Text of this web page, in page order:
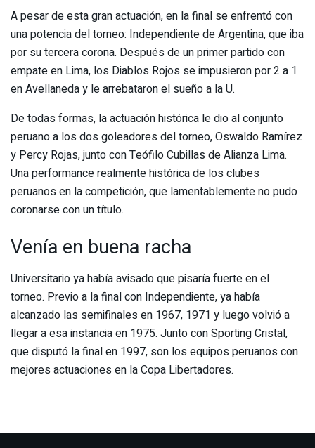
A pesar de esta gran actuación, en la final se enfrentó con
una potencia del torneo: Independiente de Argentina, que iba
por su tercera corona. Después de un primer partido con
empate en Lima, los Diablos Rojos se impusieron por 2 a 1
en Avellaneda y le arrebataron el sueño a la U.
De todas formas, la actuación histórica le dio al conjunto
peruano a los dos goleadores del torneo, Oswaldo Ramírez
y Percy Rojas, junto con Teófilo Cubillas de Alianza Lima.
Una performance realmente histórica de los clubes
peruanos en la competición, que lamentablemente no pudo
coronarse con un título.
Venía en buena racha
Universitario ya había avisado que pisaría fuerte en el
torneo. Previo a la final con Independiente, ya había
alcanzado las semifinales en 1967, 1971 y luego volvió a
llegar a esa instancia en 1975. Junto con Sporting Cristal,
que disputó la final en 1997, son los equipos peruanos con
mejores actuaciones en la Copa Libertadores.